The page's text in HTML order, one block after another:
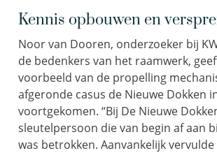
Kennis opbouwen en
Noor van Dooren, onderzoeker bij
de bedenkers van het raamwerk,
voorbeeld van de propelling
afgeronde casus de Nieuwe Dokken
voortgekomen. “Bij De Nieuwe
sleutelpersoon die van begin af aan
was betrokken. Aanvankelijk vervulde